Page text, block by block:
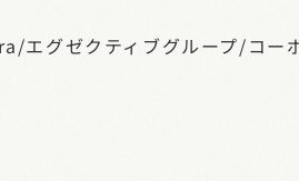
エグゼクティブグループ
/ /コー